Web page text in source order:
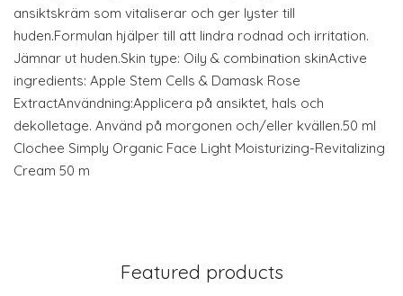
ansiktskräm som vitaliserar och ger lyster till
huden.Formulan hjälper till att lindra rodnad och irritation.
Jämnar ut huden.Skin type: Oily & combination skinActive
ingredients: Apple Stem Cells & Damask Rose
ExtractAnvändning:Applicera på ansiktet, hals och
dekolletage. Använd på morgonen och/eller kvällen.50 ml
Clochee Simply Organic Face Light Moisturizing-Revitalizing
Cream 50 m
Featured products